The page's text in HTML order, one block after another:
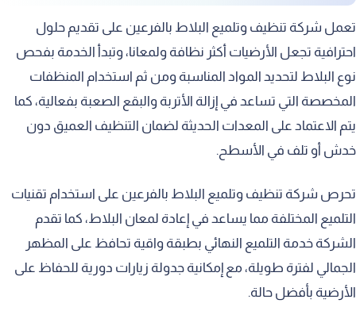
تعمل شركة تنظيف وتلميع البلاط بالفرعين على تقديم حلول
احترافية تجعل الأرضيات أكثر نظافة ولمعانا، وتبدأ الخدمة بفحص
نوع البلاط لتحديد المواد المناسبة ومن ثم استخدام المنظفات
المخصصة التي تساعد في إزالة الأتربة والبقع الصعبة بفعالية، كما
يتم الاعتماد على المعدات الحديثة لضمان التنظيف العميق دون
خدش أو تلف في الأسطح.
تحرص شركة تنظيف وتلميع البلاط بالفرعين على استخدام تقنيات
التلميع المختلفة مما يساعد في إعادة لمعان البلاط، كما تقدم
الشركة خدمة التلميع النهائي بطبقة واقية تحافظ على المظهر
الجمالي لفترة طويلة، مع إمكانية جدولة زيارات دورية للحفاظ على
الأرضية بأفضل حالة.